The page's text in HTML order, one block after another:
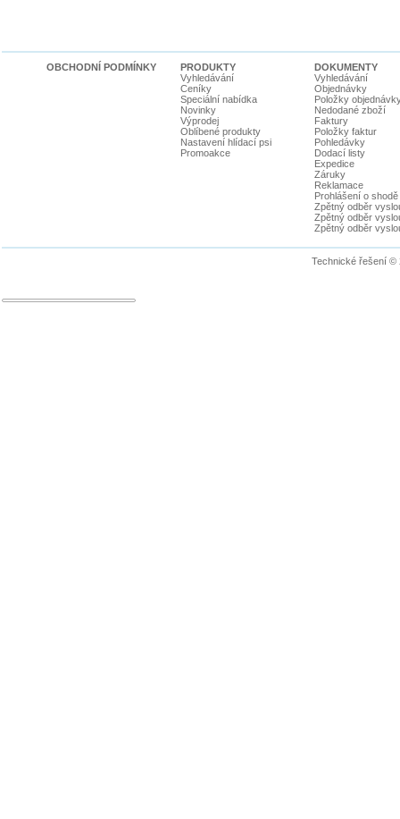
OBCHODNÍ PODMÍNKY
PRODUKTY
Vyhledávání
Ceníky
Speciální nabídka
Novinky
Výprodej
Oblíbené produkty
Nastavení hlídací psi
Promoakce
DOKUMENTY
Vyhledávání
Objednávky
Položky
Nedodané zboží
Faktury
Položky faktur
Pohledávky
Dodací listy
Expedice
Záruky
Reklamace
Prohlášení o shodě
Zpětný odběr
Zpětný odběr
Zpětný odběr
Technické řešení ©